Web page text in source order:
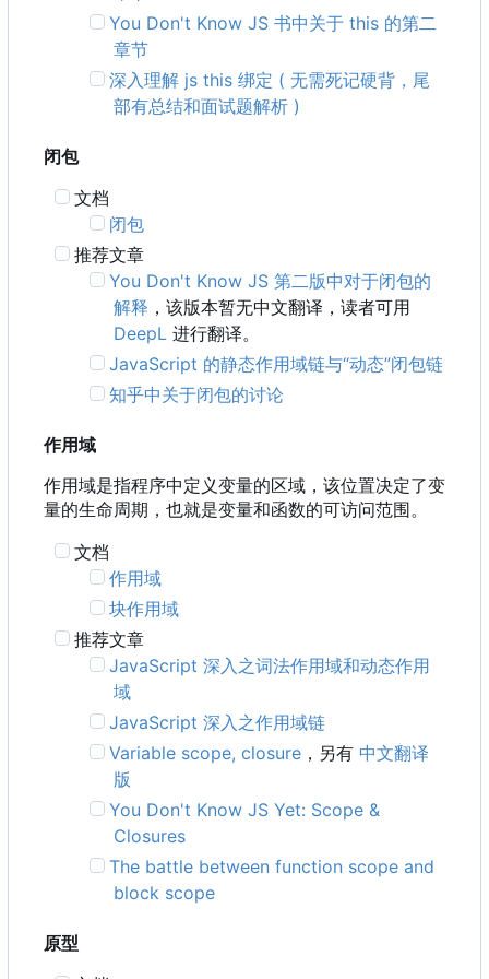
You Don't Know JS 书中关于 this 的第二
章节
深入理解 js this 绑定 ( 无需死记硬背，尾
部有总结和面试题解析 )
闭包
文档
闭包
推荐文章
You Don't Know JS 第二版中对于闭包的
解释 ，该版本暂无中文翻译，读者可用
DeepL 进行翻译。
JavaScript 的静态作用域链与“动态”闭包链
知乎中关于闭包的讨论
作用域
作用域是指程序中定义变量的区域，该位置决定了变
量的生命周期，也就是变量和函数的可访问范围。
文档
作用域
块作用域
推荐文章
JavaScript 深入之词法作用域和动态作用
域
JavaScript 深入之作用域链
Variable scope, closure ，另有 中文翻译
版
You Don't Know JS Yet: Scope &
Closures
The battle between function scope and
block scope
原型